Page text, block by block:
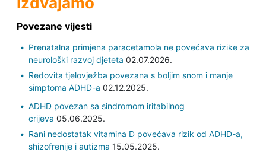
Povezane vijesti
Prenatalna primjena paracetamola ne povećava rizike za
neurološki razvoj djeteta 02.07.2026.
Redovita tjelovježba povezana s boljim snom i manje
simptoma ADHD-a 02.12.2025.
ADHD povezan sa sindromom iritabilnog
crijeva 05.06.2025.
Rani nedostatak vitamina D povećava rizik od ADHD-a,
shizofrenije i autizma 15.05.2025.